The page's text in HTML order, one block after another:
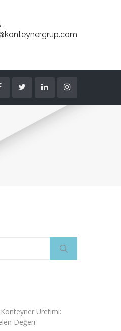
Konteyner Üretimi:
Değeri